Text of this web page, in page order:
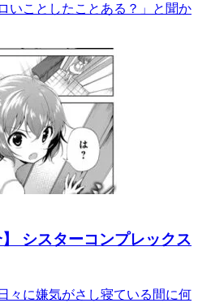
いことしたことある？」と聞か
シスターコンプレックス
々に嫌気がさし寝ている間に何